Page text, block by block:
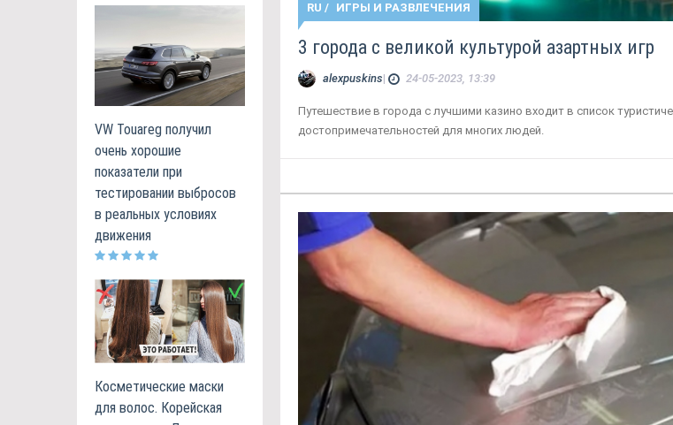
VW Touareg получил
очень хорошие
показатели при
тестировании выбросов
в реальных условиях
движения
Косметические маски
для волос. Корейская
RU / ИГРЫ И РАЗВЛЕЧЕНИЯ
3 города с великой культурой азартных игр
alexpuskins| 24-05-2023, 13:39
Путешествие в города с лучшими казино входит в список
достопримечательностей для многих людей.